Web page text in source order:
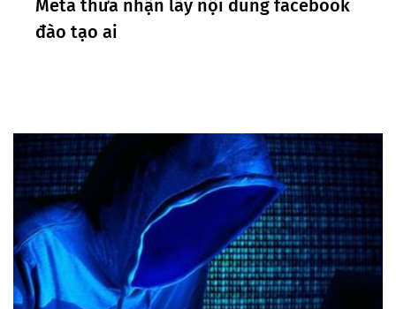
Meta thừa nhận lấy nội dung facebook
đào tạo ai